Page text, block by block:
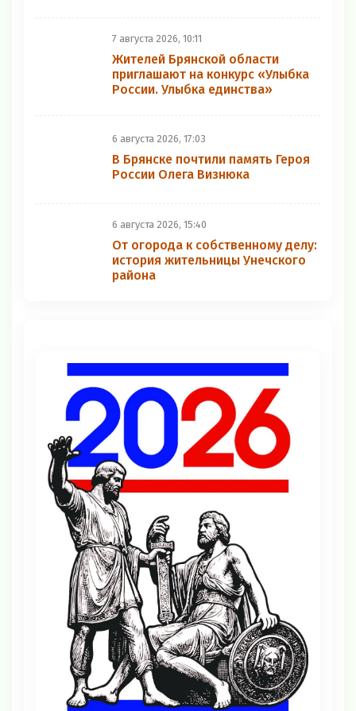
7 августа 2026, 10:11
Жителей Брянской области
приглашают на конкурс «Улыбка
России. Улыбка единства»
6 августа 2026, 17:03
В Брянске почтили память Героя
России Олега Визнюка
6 августа 2026, 15:40
От огорода к собственному делу:
история жительницы Унечского
района